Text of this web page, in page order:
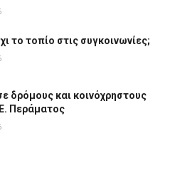
το τοπίο στις συγκοινωνίες;
δρόμους και κοινόχρηστους
Περάματος